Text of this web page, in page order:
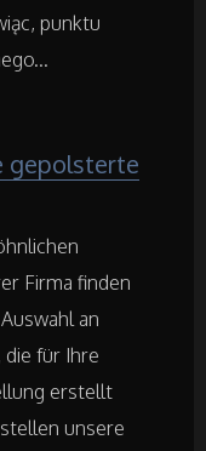
punktu
gepolsterte
Firma finden
an
für Ihre
erstellt
unsere